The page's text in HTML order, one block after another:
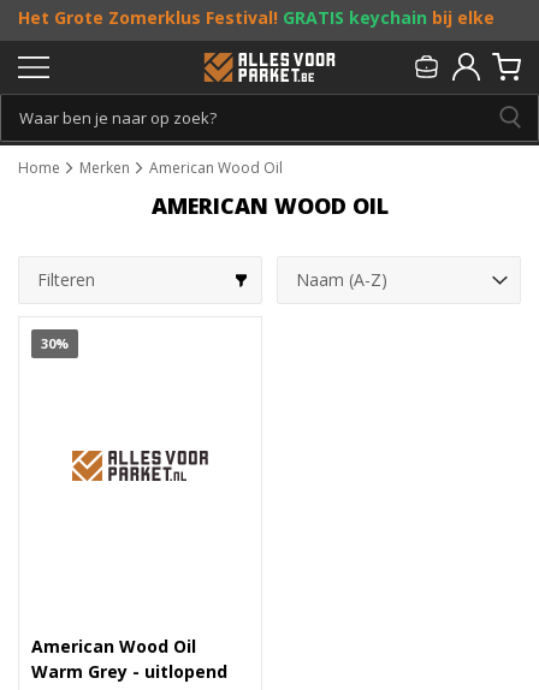
Het Grote Zomerklus Festival! GRATIS keychain bij elke
bestelling vanaf €25, entoffe acties! Doe je mee?
Persoonlijk & gratis advies:013 - 207 00 01
Home Merken American Wood Oil
AMERICAN WOOD OIL
Filteren
30%
American Wood Oil
Warm Grey - uitlopend